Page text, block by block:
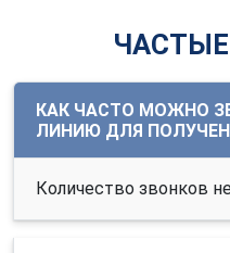
КАК ЧАСТО МОЖНО
ЛИНИЮ ДЛЯ
Количество звонков